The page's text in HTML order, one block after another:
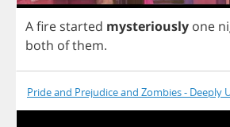
Afire started mysteriously one
both ofthem.
Pride and Prejudice and Zombies - Deeply